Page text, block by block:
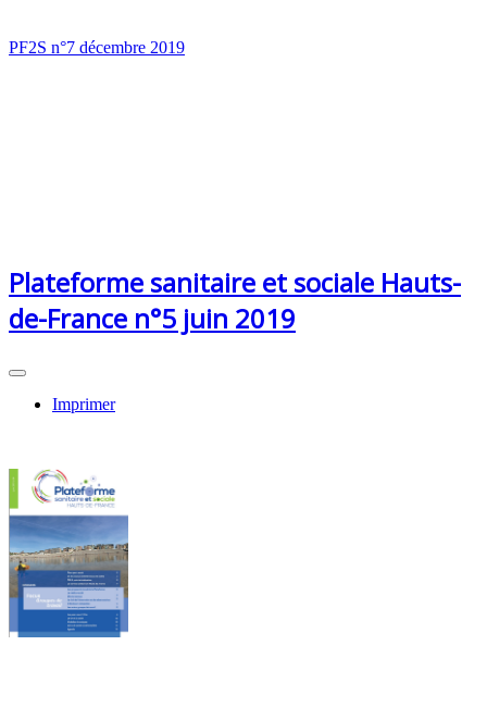
PF2S n°7 décembre 2019
Plateforme sanitaire et sociale Hauts-
de-France n°5 juin 2019
Imprimer